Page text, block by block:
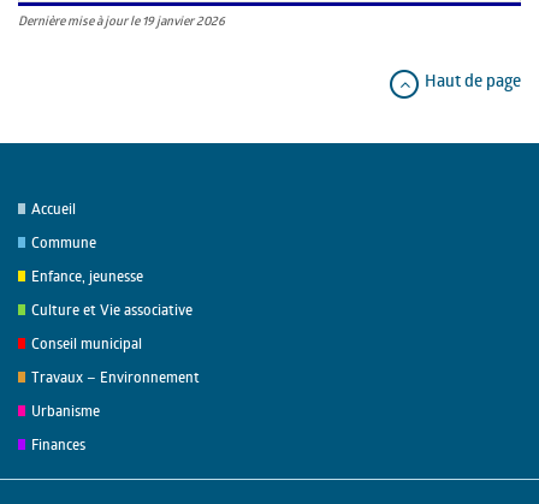
Dernière mise à jour le 19 janvier 2026
Haut de page
Accueil
Commune
Enfance, jeunesse
Culture et Vie associative
Conseil municipal
Travaux – Environnement
Urbanisme
Finances